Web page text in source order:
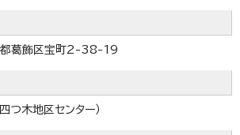
葛飾区宝町2-38-19
木地区センター）